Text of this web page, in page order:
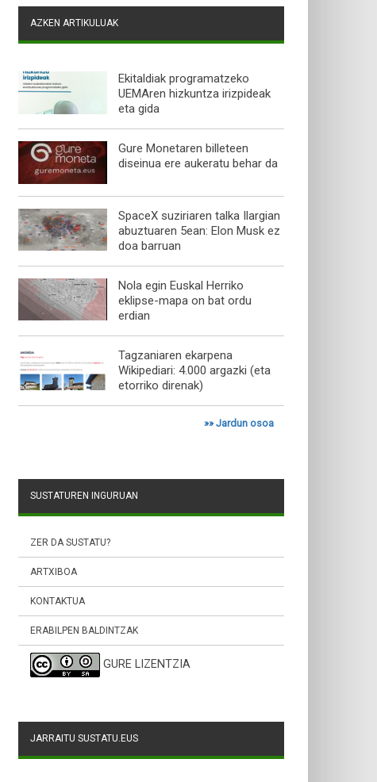
AZKEN ARTIKULUAK
Ekitaldiak programatzeko
UEMAren hizkuntza irizpideak
eta gida
Gure Monetaren billeteen
diseinua ere aukeratu behar da
SpaceX suziriaren talka Ilargian
abuztuaren 5ean: Elon Musk ez
doa barruan
Nola egin Euskal Herriko
eklipse-mapa on bat ordu
erdian
Tagzaniaren ekarpena
Wikipediari: 4.000 argazki (eta
etorriko direnak)
»»Jardun osoa
SUSTATUREN INGURUAN
ZER DA SUSTATU?
ARTXIBOA
KONTAKTUA
ERABILPEN BALDINTZAK
GURE LIZENTZIA
JARRAITU SUSTATU.EUS